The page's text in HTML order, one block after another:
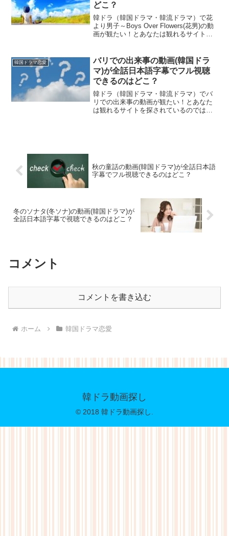
どこ？
韓ドラ（韓国ドラマ・韓流ドラマ）で花
より男子～Boys Over Flowers(花男)の動
画が観たい！とあなたは観れるサイトを
きます。もちろん、違法アップロードさ
れた...
韓国ドラマ恋愛
バリでの出来事の動画(韓国ドラ
マ)が全話日本語字幕でフル視聴
できるのはどこ？
韓ドラ（韓国ドラマ・韓流ドラマ）でバ
リでの出来事の動画が観たい！とあなた
は観れるサイトを探されているのではな
秋の童話の動画(韓国ドラマ)が全話日本語
字幕でフル視聴できるのはどこ？
冬のソナタ(冬ソナ)の動画(韓国ドラマ)が
全話日本語字幕で視聴できるのはどこ？
コメント
コメントを書き込む
ホーム 韓国ドラマ恋愛
韓ドラ動画探し
© 2018 韓ドラ動画探し.